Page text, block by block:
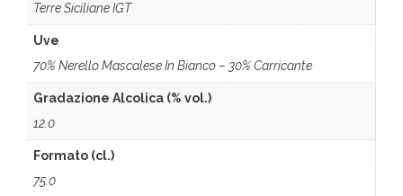
Terre Siciliane IGT
Uve
70% Nerello Mascalese In Bianco – 30% Carricante
Gradazione Alcolica (% vol.)
12.0
Formato (cl.)
75.0